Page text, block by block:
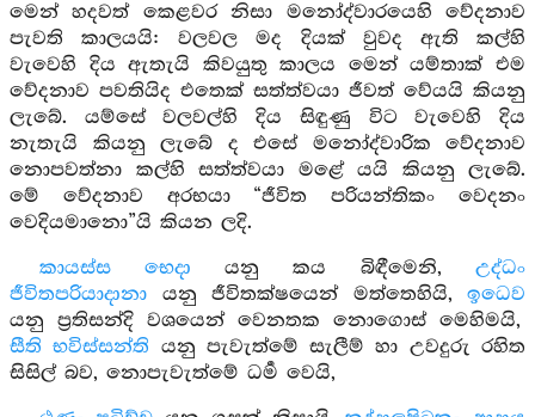
මෙන් හදවත් කෙළවර නිසා මනෝද්වාරයෙහි වේදනාව
පැවති කාලයයි: වලවල මද දියක් වුවද ඇති කල්හි
වැවෙහි දිය ඇතැයි කිවයුතු කාලය මෙන් යම්තාක් එම
වේදනාව පවතියිද එතෙක් සත්ත්වයා ජීවත් වේයයි කියනු
ලැබේ. යම්සේ වලවල්හි දිය සිඳුණු විට වැවෙහි දිය
නැතැයි කියනු ලැබේ ද එසේ මනෝද්වාරික වේදනාව
නොපවත්නා කල්හි සත්ත්වයා මළේ යයි කියනු ලැබේ.
මේ වේදනාව අරභයා “ජීවිත පරියන්තිකං වෙදනං
වෙදියමානො”යි කියන ලදි.
කායස්ස භෙදා යනු කය බිඳීමෙනි,උද්ධං
ජීවිතපරියාදානා යනු ජීවිතක්ෂයෙන් මත්තෙහියි, ඉධෙව
යනු ප්‍රතිසන්දි වශයෙන් වෙනතක නොගොස් මෙහිමයි,
සීති භවිස්සන්ති යනු පැවැත්මේ සැලීම් හා උවදුරු රහිත
සිසිල් බව, නොපැවැත්මේ ධර්‍ම වෙයි,